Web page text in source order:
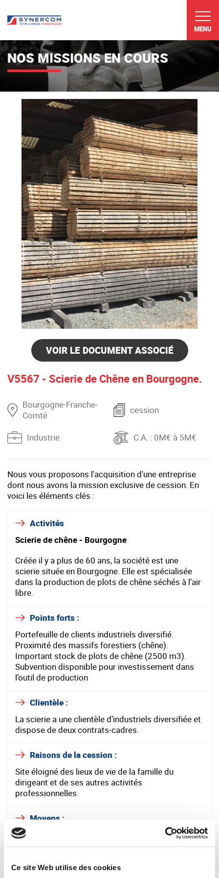
Ce site Web utilise des cookies
MENU
NOS MISSIONS EN COURS
VOIR LE DOCUMENT ASSOCIÉ
V5567 - Scierie de Chêne en Bourgogne.
Bourgogne-Franche-
Comté
cession
Industrie C.A. : 0M€ à 5M€
Nous vous proposons l'acquisition d'une entreprise
dont nous avons la mission exclusive de cession. En
voici les éléments clés :
Activités
Scierie de chêne - Bourgogne
Créée il y a plus de 60 ans, la société est une
scierie située en Bourgogne. Elle est spécialisée
dans la production de plots de chêne séchés à l’air
libre.
Points forts :
Portefeuille de clients industriels diversifié.
Proximité des massifs forestiers (chêne).
Important stock de plots de chêne (2500 m3).
Subvention disponible pour investissement dans
l’outil de production
Clientèle :
La scierie a une clientèle d’industriels diversifiée et
dispose de deux contrats-cadres.
Raisons de la cession :
Site éloigné des lieux de vie de la famille du
dirigeant et de ses autres activités
professionnelles.
Moyens :
L’entreprise est implantée sur un terrain de 4,5 ha
et dispose de plus de 8500 m² de surface